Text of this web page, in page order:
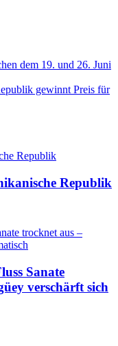
dem 19. und 26. Juni
gewinnt Preis für
Republik
Sanate
verschärft sich